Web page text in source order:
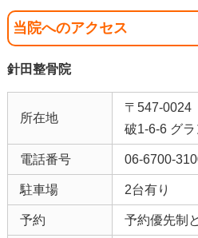
当院へのアクセス
針田整骨院
所在地
〒547-
破1-6-6 グ
電話番号 06-6700-
駐車場 2台有り
予約 予約優先制